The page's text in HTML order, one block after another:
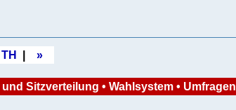
TH »
und Sitzverteilung • Wahlsystem • Umfragen